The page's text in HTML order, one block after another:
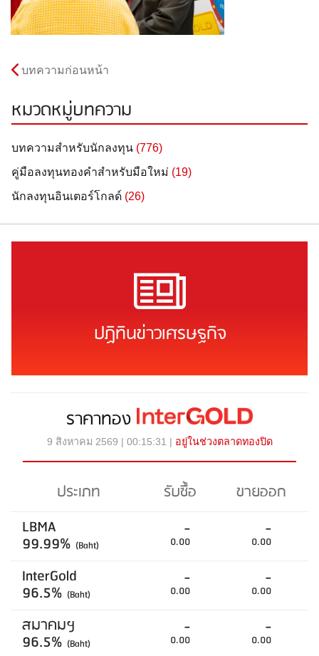
บทความก่อนหน้า
หมวดหมู่บทความ
บทความสำหรับนักลงทุน (776)
คู่มือลงทุนทองคำสำหรับมือใหม่ (19)
นักลงทุนอินเตอร์โกลด์ (26)
ปฏิทินข่าวเศรษฐกิจ
ราคาทอง
9 สิงหาคม 2569 | 00:15:31 | อยู่ในช่วงตลาดทองปิด
ประเภท รับซื้อ
ขายออก
LBMA
99.99% (Baht)
-
0.00
-
0.00
InterGold
96.5% (Baht)
-
0.00
-
0.00
สมาคมฯ
96.5% (Baht)
-
0.00
-
0.00